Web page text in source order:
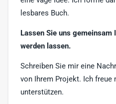
lesbares Buch.
Lassen Sie uns
werden lassen.
Schreiben Sie mir eine
von Ihrem Projekt. Ich freue
unterstützen.